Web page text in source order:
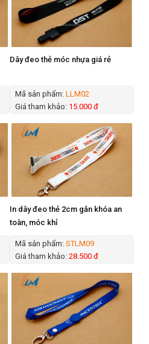
Dây đeo thẻ móc nhựa giá rẻ
Mã sản phẩm: LLM02
Giá tham khảo: 15.000 đ
In dây đeo thẻ 2cm gắn khóa an
toàn, móc khỉ
Mã sản phẩm: STLM09
Giá tham khảo: 28.500 đ